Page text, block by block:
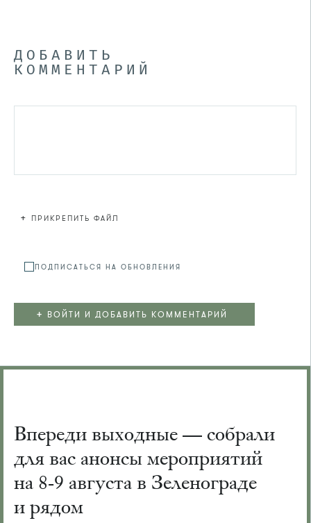
ДОБАВИТЬ
КОММЕНТАРИЙ
+ ПРИКРЕПИТЬ ФАЙЛ
ПОДПИСАТЬСЯ НА ОБНОВЛЕНИЯ
+ ВОЙТИ И ДОБАВИТЬ КОММЕНТАРИЙ
Впереди выходные — собрали
для вас анонсы мероприятий
на 8-9 августа в Зеленограде
и рядом